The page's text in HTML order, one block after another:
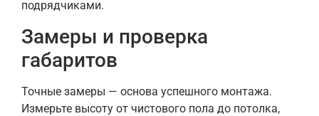
подрядчиками.
Замеры и проверка
габаритов
Точные замеры — основа успешного монтажа.
Измерьте высоту от чистового пола до потолка,